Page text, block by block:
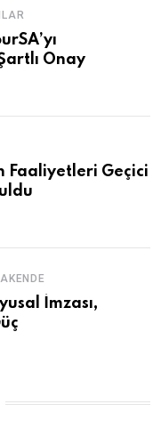
Onay
Faaliyetleri Geçici
İmzası,